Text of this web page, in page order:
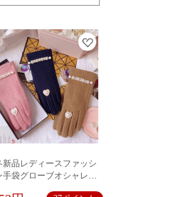
新品レディースファッシ
手袋グローブオシャレカ